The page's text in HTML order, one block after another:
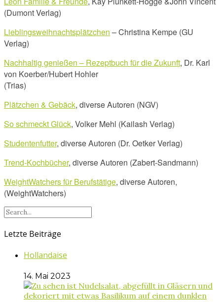
(Dumont Verlag)
Lieblingsweihnachtsplätzchen – Christina Kempe (GU
Verlag)
Nachhaltig genießen – Rezeptbuch für die Zukunft, Dr. Karl
von Koerber/Hubert Hohler
(Trias)
Plätzchen & Gebäck, diverse Autoren (NGV)
So schmeckt Glück, Volker Mehl (Kailash Verlag)
Studentenfutter, diverse Autoren (Dr. Oetker Verlag)
Trend-Kochbücher, diverse Autoren (Zabert-Sandmann)
WeightWatchers für Berufstätige, diverse Autoren,
(WeightWatchers)
Letzte Beiträge
Hollandaise
14. Mai 2023